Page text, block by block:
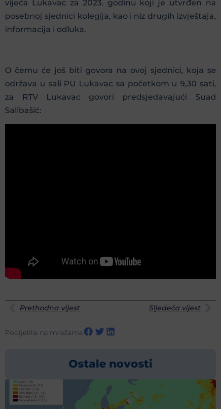
vijeća Lukavac za 2023. godinu koji je utvrđen na
posebnoj sjednici kolegija, kao i niz drugih izvještaja,
informacija i odluka.
O čemu će još biti govora na ovoj sjednici, koja se
održava u sali PU Lukavac sa početkom u 9,30 sati,
za RTV Lukavac govori predsjedavajući Suad
Salibašić:
Prethodna vijest Sljedeća vijest
Podijelite na mrežama
Ostale novosti